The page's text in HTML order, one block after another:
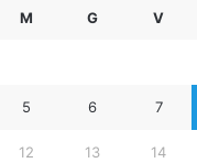
M G V
5 6 7
12 13 14